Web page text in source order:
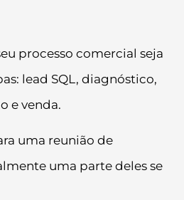
processo comercial seja
lead SQL, diagnóstico,
e venda.
uma reunião de
uma parte deles se